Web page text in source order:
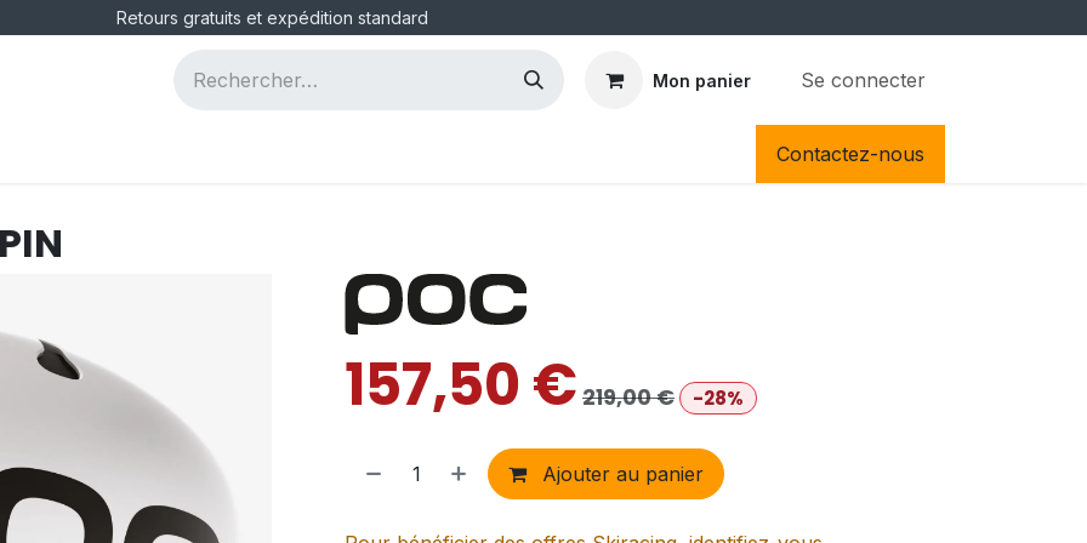
Retours gratuits et expédition standard
Mon panier Se connecter
Contactez-nous
157,50€ 219,00€ -28%
Ajouter au panier